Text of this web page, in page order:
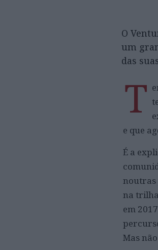
O
um
das
T
e que
É a
noutras
na
em
Mas